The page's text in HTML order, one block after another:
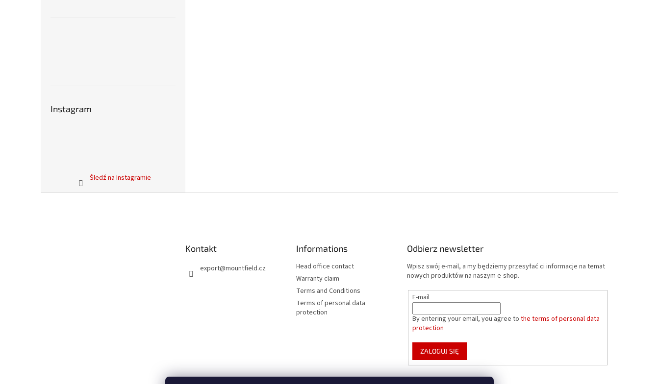
Instagram
Śledź na Instagramie
Kontakt
export@mountfield.cz
Informations
Head office contact
Warranty claim
Terms and Conditions
Terms of personal data
protection
Odbierz newsletter
Wpisz swój e-mail, a my będziemy przesyłać ci informacje na temat
nowych produktów na naszym e-shop.
E-mail
By entering your email, you agree tothe terms of personal data
protection
ZALOGUJ SIĘ